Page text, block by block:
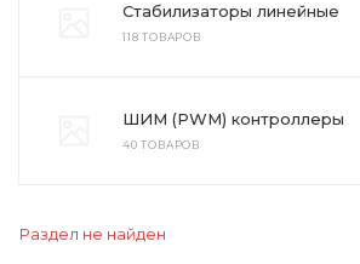
Стабилизаторы линейные
118 ТОВАРОВ
ШИМ (PWM) контроллеры
40 ТОВАРОВ
Раздел не найден